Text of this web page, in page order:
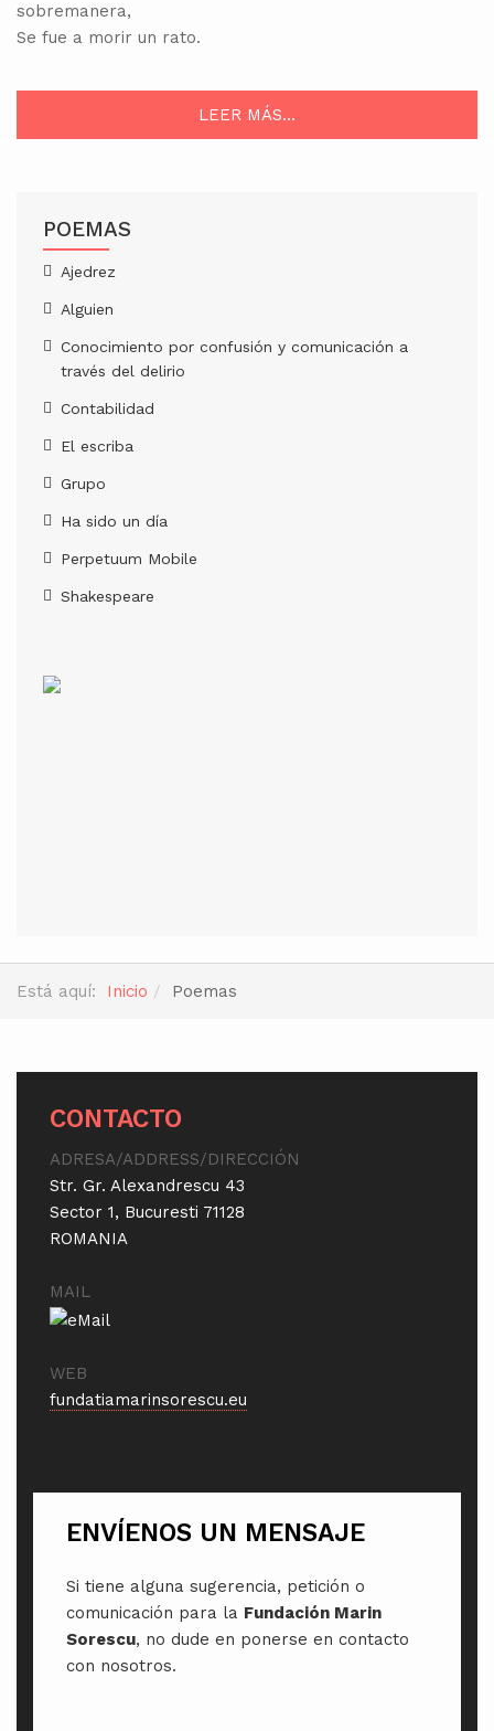
sobremanera,
Se fue a morir un rato.
LEER MÁS...
POEMAS
Ajedrez
Alguien
Conocimiento por confusión y comunicación a
través del delirio
Contabilidad
El escriba
Grupo
Ha sido un día
Perpetuum Mobile
Shakespeare
Está aquí: Inicio Poemas
CONTACTO
ADRESA/ADDRESS/DIRECCIÓN
Str. Gr. Alexandrescu 43
Sector 1, Bucuresti 71128
ROMANIA
MAIL
WEB
fundatiamarinsorescu.eu
ENVÍENOS UN MENSAJE
Si tiene alguna sugerencia, petición o
comunicación para la Fundación Marin
Sorescu, no dude en ponerse en contacto
con nosotros.